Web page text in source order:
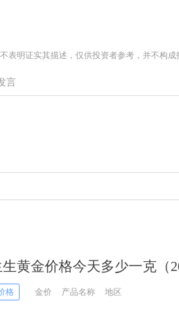
表明证实其描述，仅供投资者参考，并不构
言
生黄金价格今天多少一克（
格 金价 产品名称 地区